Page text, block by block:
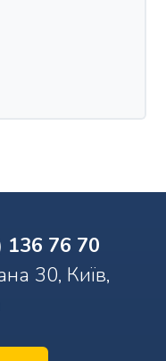
136 76 70
30, Київ,